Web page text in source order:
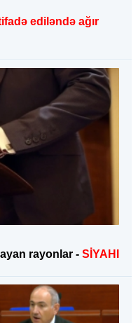
ediləndə ağır
rayonlar - SİYAHI